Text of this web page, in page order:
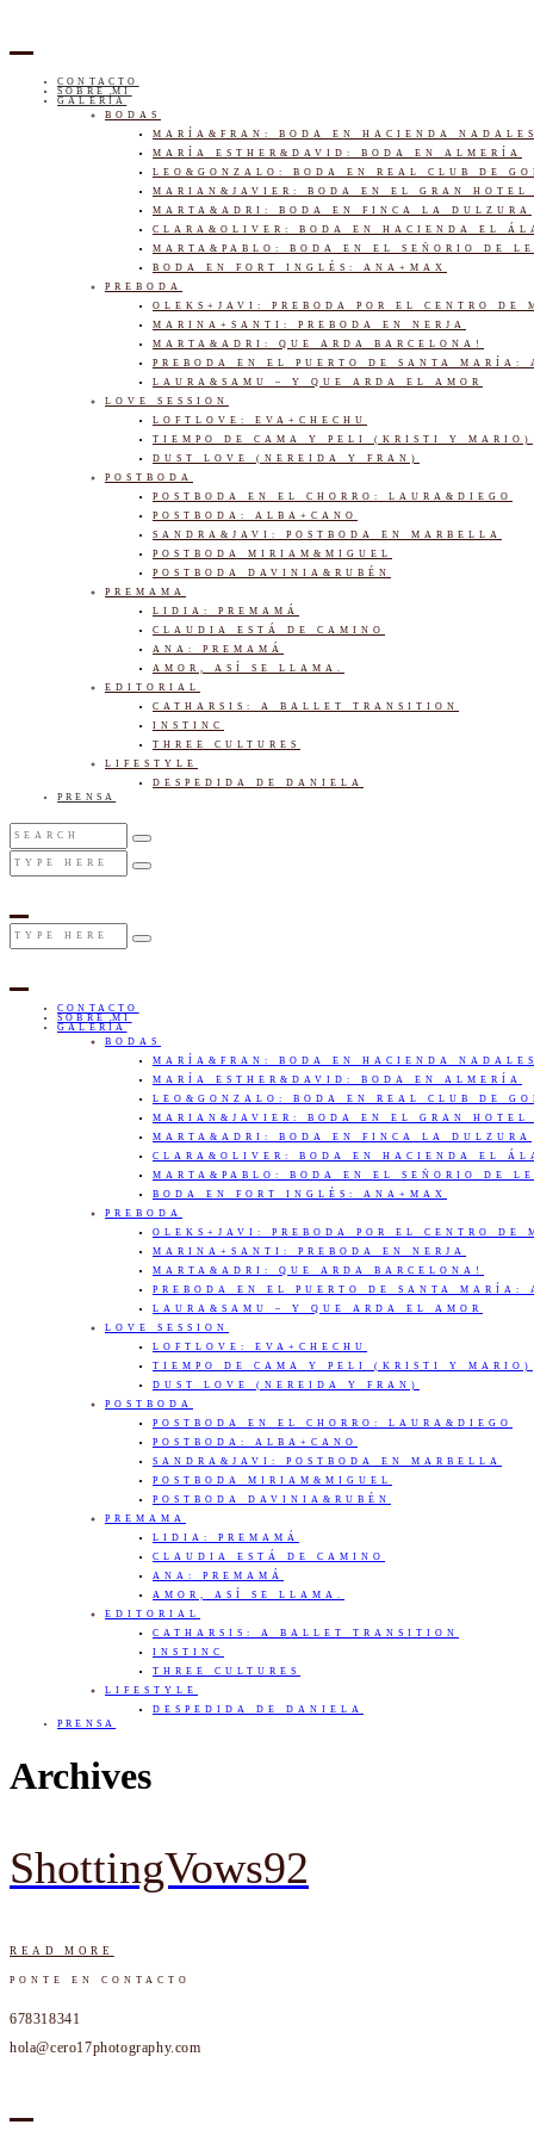
CONTACTO
SOBRE MI
GALERÍA
BODAS
MARÍA&FRAN: BODA EN HACIENDA NADALES
MARÍA ESTHER&DAVID: BODA EN ALMERÍA
LEO&GONZALO: BODA EN REAL CLUB DE
MARIAN&JAVIER: BODA EN EL GRAN HOTEL
MARTA&ADRI: BODA EN FINCA LA DULZURA
CLARA&OLIVER: BODA EN HACIENDA EL
MARTA&PABLO: BODA EN EL SEÑORIO DE
BODA EN FORT INGLÉS: ANA+MAX
PREBODA
OLEKS+JAVI: PREBODA POR EL CENTRO DE
MARINA+SANTI: PREBODA EN NERJA
MARTA&ADRI: QUE ARDA BARCELONA!
PREBODA EN EL PUERTO DE SANTA MARÍA:
LAURA&SAMU – Y QUE ARDA EL AMOR
LOVE SESSION
LOFTLOVE: EVA+CHECHU
TIEMPO DE CAMA Y PELI (KRISTI Y MARIO)
DUST LOVE (NEREIDA Y FRAN)
POSTBODA
POSTBODA EN EL CHORRO: LAURA&DIEGO
POSTBODA: ALBA+CANO
SANDRA&JAVI: POSTBODA EN MARBELLA
POSTBODA MIRIAM&MIGUEL
POSTBODA DAVINIA&RUBÉN
PREMAMA
LIDIA: PREMAMÁ
CLAUDIA ESTÁ DE CAMINO
ANA: PREMAMÁ
AMOR, ASÍ SE LLAMA.
EDITORIAL
CATHARSIS: A BALLET TRANSITION
INSTINC
THREE CULTURES
LIFESTYLE
DESPEDIDA DE DANIELA
PRENSA
CONTACTO
SOBRE MI
GALERÍA
BODAS
MARÍA&FRAN: BODA EN HACIENDA NADALES
MARÍA ESTHER&DAVID: BODA EN ALMERÍA
LEO&GONZALO: BODA EN REAL CLUB DE
MARIAN&JAVIER: BODA EN EL GRAN HOTEL
MARTA&ADRI: BODA EN FINCA LA DULZURA
CLARA&OLIVER: BODA EN HACIENDA EL
MARTA&PABLO: BODA EN EL SEÑORIO DE
BODA EN FORT INGLÉS: ANA+MAX
PREBODA
OLEKS+JAVI: PREBODA POR EL CENTRO DE
MARINA+SANTI: PREBODA EN NERJA
MARTA&ADRI: QUE ARDA BARCELONA!
PREBODA EN EL PUERTO DE SANTA MARÍA:
LAURA&SAMU – Y QUE ARDA EL AMOR
LOVE SESSION
LOFTLOVE: EVA+CHECHU
TIEMPO DE CAMA Y PELI (KRISTI Y MARIO)
DUST LOVE (NEREIDA Y FRAN)
POSTBODA
POSTBODA EN EL CHORRO: LAURA&DIEGO
POSTBODA: ALBA+CANO
SANDRA&JAVI: POSTBODA EN MARBELLA
POSTBODA MIRIAM&MIGUEL
POSTBODA DAVINIA&RUBÉN
PREMAMA
LIDIA: PREMAMÁ
CLAUDIA ESTÁ DE CAMINO
ANA: PREMAMÁ
AMOR, ASÍ SE LLAMA.
EDITORIAL
CATHARSIS: A BALLET TRANSITION
INSTINC
THREE CULTURES
LIFESTYLE
DESPEDIDA DE DANIELA
PRENSA
Archives
ShottingVows92
READ MORE
PONTE EN CONTACTO
678318341
hola@cero17photography.com